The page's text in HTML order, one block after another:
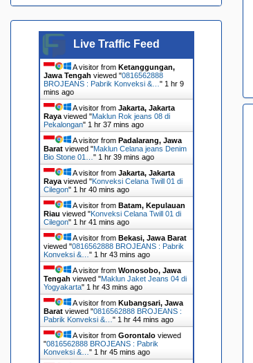
Live Traffic Feed
A visitor from Ketanggungan,
Jawa Tengah viewed "0816562888
BROJEANS : Pabrik Konveksi &… " 1 hr 9
mins ago
A visitor from Jakarta, Jakarta
Rayaviewed "Maklun Rok jeans 08 di
Pekalongan" 1 hr 37 mins ago
A visitor from Padalarang, Jawa
Baratviewed "Maklun Celana jeans Denim
Bio Stone 01… " 1 hr 39 mins ago
A visitor from Jakarta, Jakarta
Rayaviewed "Konveksi Celana Twill 01 di
Cilegon" 1 hr 40 mins ago
A visitor from Batam, Kepulauan
Riau viewed "Konveksi Celana Twill 01 di
Cilegon" 1 hr 41 mins ago
A visitor from Bekasi, Jawa Barat
viewed "0816562888 BROJEANS : Pabrik
Konveksi &… " 1 hr 43 mins ago
A visitor from Wonosobo, Jawa
Tengah viewed "Maklun Jaket Jeans 04 di
Yogyakarta" 1 hr 43 mins ago
A visitor from Kubangsari, Jawa
Baratviewed "0816562888 BROJEANS :
Pabrik Konveksi &… " 1 hr 44 mins ago
A visitor from Gorontaloviewed
"0816562888 BROJEANS : Pabrik
Konveksi &… " 1 hr 45 mins ago